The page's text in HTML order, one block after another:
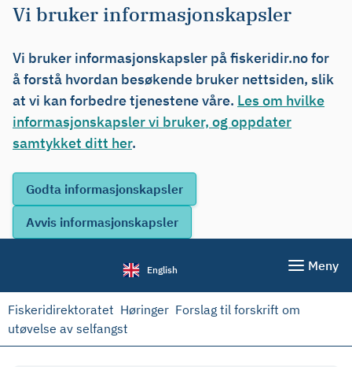
Vi bruker informasjonskapsler
Vi bruker informasjonskapsler på fiskeridir.no for
å forstå hvordan besøkende bruker nettsiden, slik
at vi kan forbedre tjenestene våre. Les om hvilke
informasjonskapsler vi bruker, og oppdater
samtykket ditt her.
English Meny
Fiskeridirektoratet Høringer Forslag til forskrift om
utøvelse av selfangst